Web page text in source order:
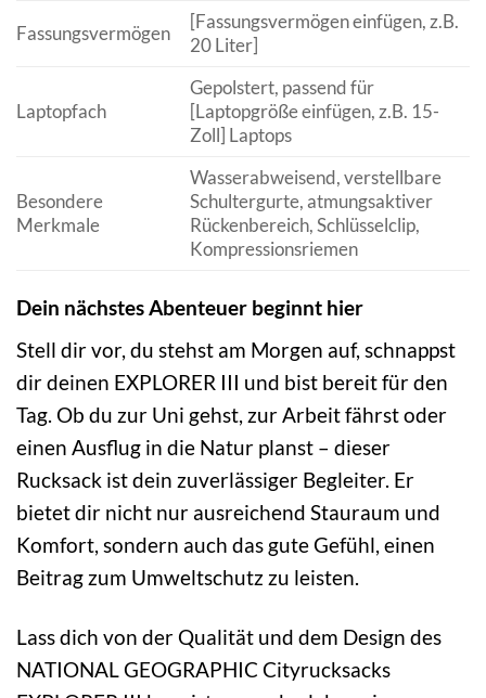
Fassungsvermögen
[Fassungsvermögen einfügen, z.B.
20 Liter]
Laptopfach
Gepolstert, passend für
[Laptopgröße einfügen, z.B. 15-
Zoll] Laptops
Besondere
Merkmale
Wasserabweisend, verstellbare
Schultergurte, atmungsaktiver
Rückenbereich, Schlüsselclip,
Kompressionsriemen
Dein nächstes Abenteuer beginnt hier
Stell dir vor, du stehst am Morgen auf, schnappst
dir deinen EXPLORER III und bist bereit für den
Tag. Ob du zur Uni gehst, zur Arbeit fährst oder
einen Ausflug in die Natur planst – dieser
Rucksack ist dein zuverlässiger Begleiter. Er
bietet dir nicht nur ausreichend Stauraum und
Komfort, sondern auch das gute Gefühl, einen
Beitrag zum Umweltschutz zu leisten.
Lass dich von der Qualität und dem Design des
NATIONAL GEOGRAPHIC Cityrucksacks